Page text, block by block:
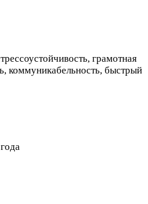
грамотная
коммуникабельность, быстрый